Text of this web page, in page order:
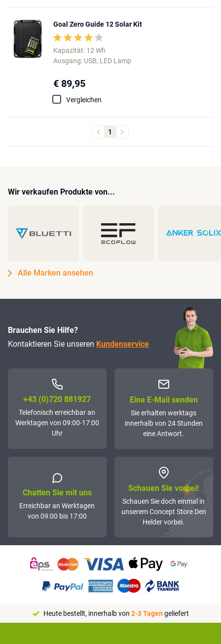
Goal Zero Guide 12 Solar Kit
Kapazität: 12 Wh
Ausgang: USB, LED Lamp
€ 89,95
Vergleichen
1
Wir verkaufen Produkte von...
Alle Marken ansehen
Brauchen Sie Hilfe?
Kontaktieren Sie unseren Kundenservice
+43 (0)72­0 881927
Telefonisch erreichbar an
Werktagen von 09:00-17:00
Uhr
Eine E-Mail senden
Sie erhalten werktags
innerhalb von 24 Stunden
eine Antwort.
Chatten Sie mit uns
Erreichbar an Werktagen
von 09:00 bis 17:00
Schauen Sie vorbei!
Schauen Sie doch einmal in
unserem Concept Store Den
Helder vorbei.
Heute bestellt, innerhalb von 2-3 Tagengeliefert